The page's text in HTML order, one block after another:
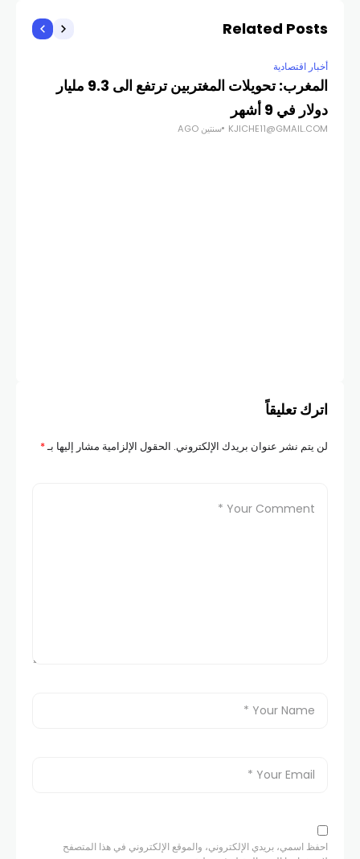
Related Posts
أخبار اقتصادية
المغرب: تحويلات المغتربين ترتفع الى 9.3 مليار
دولار في 9 أشهر
KJICHE11@GMAIL.COM سنتين AGO
اترك تعليقاً
لن يتم نشر عنوان بريدك الإلكتروني. الحقول الإلزامية مشار إليها بـ*
احفظ اسمي، بريدي الإلكتروني، والموقع الإلكتروني في هذا المتصفح